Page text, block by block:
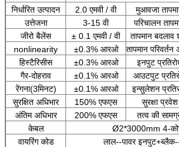
निर्धारित उत्पादन
2.0 एमवी / वी मुआवजा
उत्तेजना
3-15 वी परिचालन
जीरो बैलेंस
± 0.1 एमवी / वी तापमान बदलाव
nonlinearity
±0.3% आरओ तापमान परिवर्तन
हिस्टैरिसीस
±0.3% आरओ इनपुट
गैर-दोहराव
±0.1% आरओ आउटपुट
रेंगना(3मिनट)
±0.1% आरओ इन्सुलेशन
सुरक्षित अधिभार
150% एफएस सुरक्षा प्रवेश
अंतिम अधिभार
200% एफएस तत्व की
केबल
Ø2*3000mm 4-कोर
वायरिंग कोड
लाल--पावर